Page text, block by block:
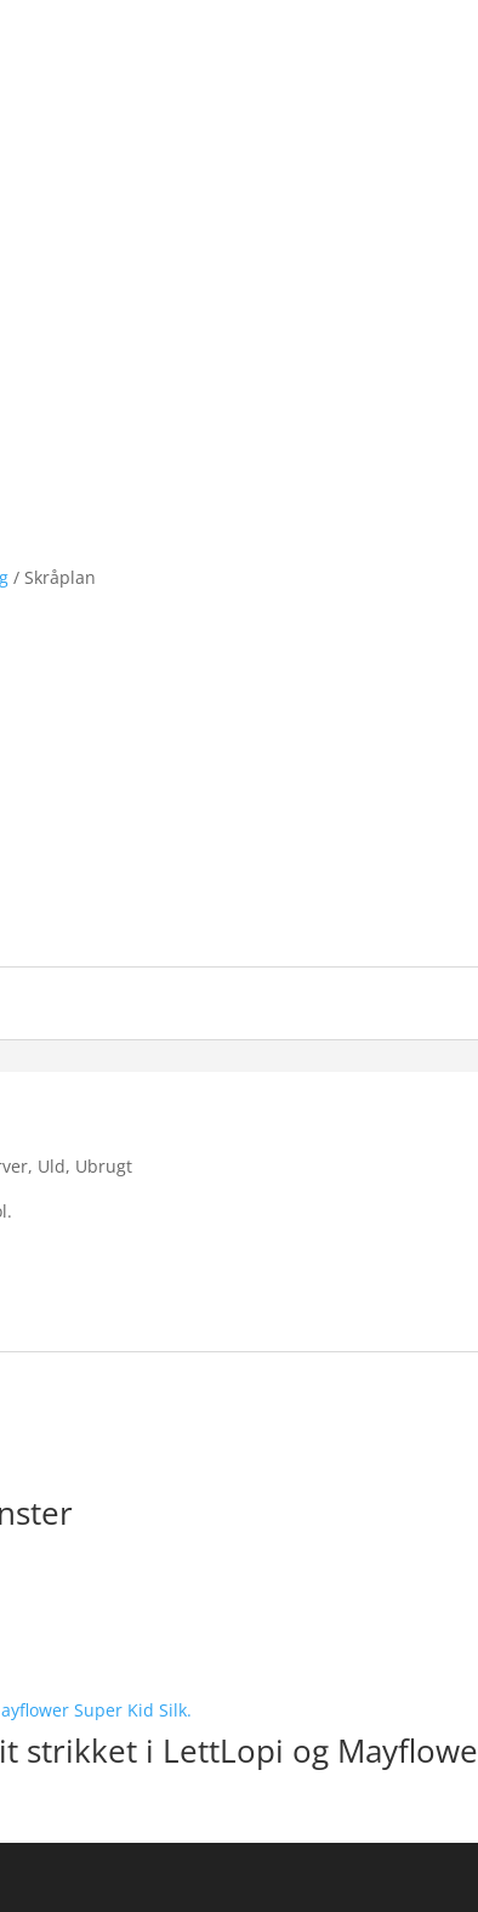
/ Skråplan
Uld, Ubrugt
strikket i LettLopi og